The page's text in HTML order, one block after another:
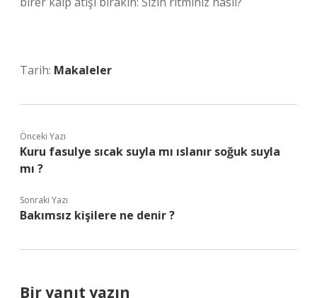
Tarih: Makaleler
Önceki Yazı
Kuru fasulye sıcak suyla mı ıslanır soğuk suyla
mı ?
Sonraki Yazı
Bakımsız kişilere ne denir ?
Bir yanıt yazın